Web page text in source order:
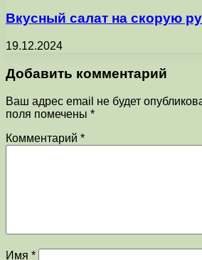
Вкусный салат на скорую
19.12.2024
Добавить комментарий
Ваш адрес email не будет
поля помечены *
Комментарий *
Имя *